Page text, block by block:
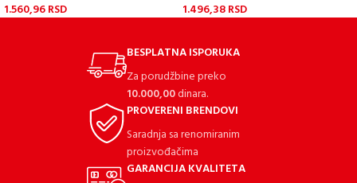
1.560,96RSD
1.496,38RSD
BESPLATNA ISPORUKA
Za porudžbine preko
10.000,00dinara.
PROVERENI BRENDOVI
Saradnja sa renomiranim
proizvođačima
GARANCIJA KVALITETA